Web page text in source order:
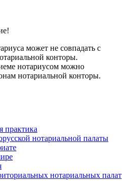
может не совпадать с
конторы.
нотариусом можно
нотариальной конторы.
практика
нотариальной палаты
нотариальных палат